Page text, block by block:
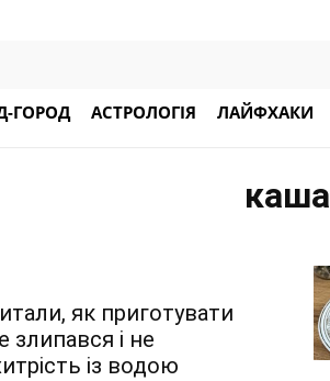
ГОРОД АСТРОЛОГІЯ ЛАЙФХАКИ
каша
як приготувати
злипався і не
із водою